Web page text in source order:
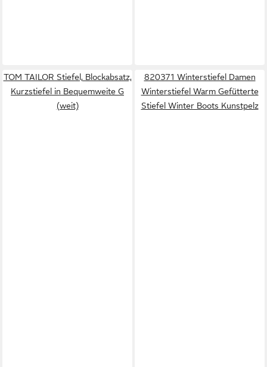
TOM TAILOR Stiefel, Blockabsatz,
Kurzstiefel in Bequemweite G
(weit)
820371 Winterstiefel Damen
Winterstiefel Warm Gefütterte
Stiefel Winter Boots Kunstpelz